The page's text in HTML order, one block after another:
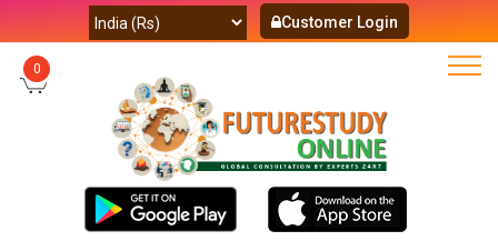
Customer Login
0